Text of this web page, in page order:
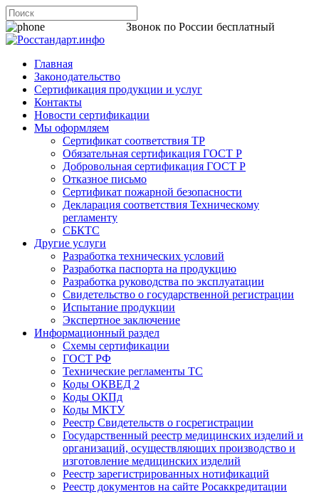
Звонок по России бесплатный
Главная
Законодательство
Сертификация продукции и услуг
Контакты
Новости сертификации
Мы оформляем
Сертификат соответствия ТР
Обязательная сертификация ГОСТ Р
Добровольная сертификация ГОСТ Р
Отказное письмо
Сертификат пожарной безопасности
Декларация соответствия Техническому
регламенту
СБКТС
Другие услуги
Разработка технических условий
Разработка паспорта на продукцию
Разработка руководства по эксплуатации
Свидетельство о государственной регистрации
Испытание продукции
Экспертное заключение
Информационный раздел
Схемы сертификации
ГОСТ РФ
Технические регламенты ТС
Коды ОКВЕД 2
Коды ОКПд
Коды МКТУ
Реестр Свидетельств о госрегистрации
Государственный реестр медицинских изделий и
организаций, осуществляющих производство и
изготовление медицинских изделий
Реестр зарегистрированных нотификаций
Реестр документов на сайте Росаккредитации